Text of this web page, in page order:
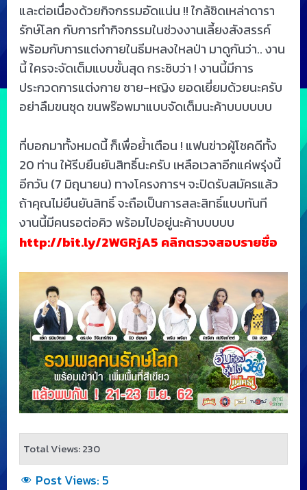
และต่อเนื่องด้วยกิจกรรมอัดแน่น !! ใกล้ชิดเหล่าดารา
รักษ์โลก กับการทำกิจกรรมในช่วงงานเลี้ยงสังสรรค์
พร้อมกับการแต่งกายในธีมหลงใหลป่า มาดูกันว่า.. งาน
นี้ ใครจะจัดเต็มแบบขั้นสุด กระซิบว่า ! งานนี้มีการ
ประกวดการแต่งกาย ชาย-หญิง ยอดเยี่ยมด้วยนะครับ
อย่าลืมขนชุด ขนพร๊อพมาแบบจัดเต็มนะค้าบบบบบบ
ที่บอกมาทั้งหมดนี้ ก็เพื่อย้ำเตือน ! แฟนข่าวผู้โชคดีทั้ง
20 ท่าน ให้รีบยืนยันสิทธิ์นะครับ เหลือเวลาอีกแค่พรุ่งนี้
อีกวัน (7 มิถุนายน) ทางโครงการฯ จะปิดรับสมัครแล้ว
ถ้าคุณไม่ยืนยันสิทธิ์ จะถือเป็นการสละสิทธิ์แบบทันที
งานนี้มีคนรอต่อคิว พร้อมไปอยู่นะค้าบบบบบ
http://bit.ly/2WGRjA5 คลิกตรวจสอบรายชื่อ
Total Views: 230
Post Views: 5